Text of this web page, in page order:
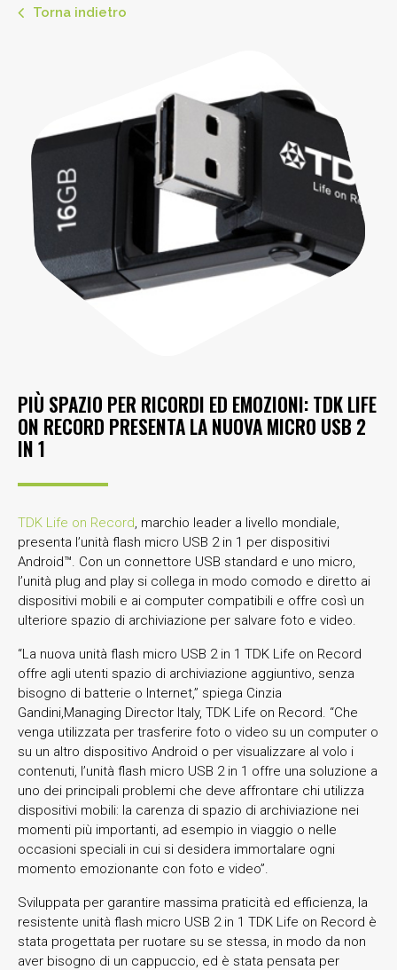
Torna indietro
PIÙ SPAZIO PER RICORDI ED EMOZIONI: TDK LIFE
ON RECORD PRESENTA LA NUOVA MICRO USB 2
IN 1
TDK Life on Record, marchio leader a livello mondiale,
presenta l’unità flash micro USB 2 in 1 per dispositivi
Android™. Con un connettore USB standard e uno micro,
l’unità plug and play si collega in modo comodo e diretto ai
dispositivi mobili e ai computer compatibili e offre così un
ulteriore spazio di archiviazione per salvare foto e video.
“La nuova unità flash micro USB 2 in 1 TDK Life on Record
offre agli utenti spazio di archiviazione aggiuntivo, senza
bisogno di batterie o Internet,” spiega Cinzia
Gandini,Managing Director Italy, TDK Life on Record. “Che
venga utilizzata per trasferire foto o video su un computer o
su un altro dispositivo Android o per visualizzare al volo i
contenuti, l’unità flash micro USB 2 in 1 offre una soluzione a
uno dei principali problemi che deve affrontare chi utilizza
dispositivi mobili: la carenza di spazio di archiviazione nei
momenti più importanti, ad esempio in viaggio o nelle
occasioni speciali in cui si desidera immortalare ogni
momento emozionante con foto e video”.
Sviluppata per garantire massima praticità ed efficienza, la
resistente unità flash micro USB 2 in 1 TDK Life on Record è
stata progettata per ruotare su se stessa, in modo da non
aver bisogno di un cappuccio, ed è stata pensata per